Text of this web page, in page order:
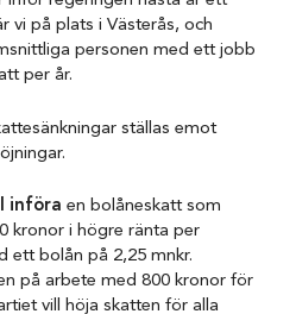
vi på plats i Västerås, och
personen med ett jobb
per år.
ställas emot
införaen bolåneskatt som
kronor i högre ränta per
ett bolån på 2,25 mnkr.
på arbete med 800 kronor för
vill höja skatten för alla